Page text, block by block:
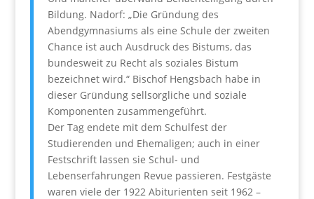
Bildung. Nadorf: „Die Gründung des
Abendgymnasiums als eine Schule der zweiten
Chance ist auch Ausdruck des Bistums, das
bundesweit zu Recht als soziales Bistum
bezeichnet wird.“ Bischof Hengsbach habe in
dieser Gründung sellsorgliche und soziale
Komponenten zusammengeführt.
Der Tag endete mit dem Schulfest der
Studierenden und Ehemaligen; auch in einer
Festschrift lassen sie Schul- und
Lebenserfahrungen Revue passieren. Festgäste
waren viele der 1922 Abiturienten seit 1962 –